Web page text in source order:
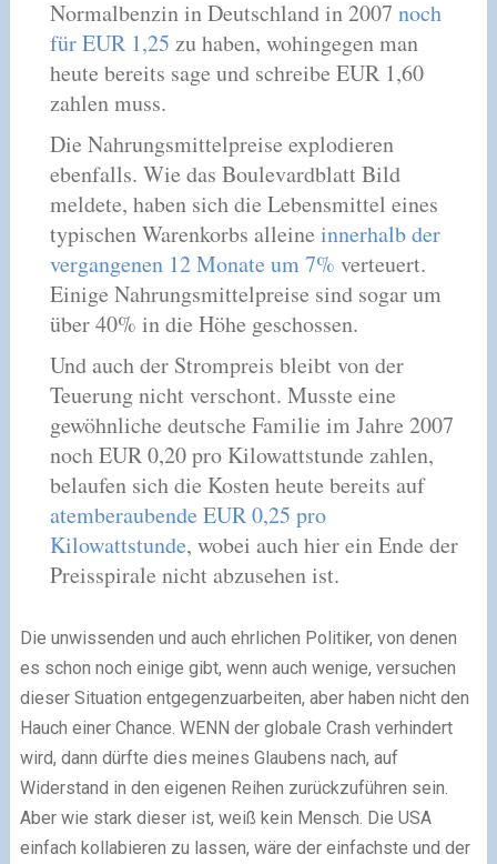
Normalbenzin in Deutschland in 2007 noch
für EUR 1,25 zu haben, wohingegen man
heute bereits sage und schreibe EUR 1,60
zahlen muss.
Die Nahrungsmittelpreise explodieren
ebenfalls. Wie das Boulevardblatt Bild
meldete, haben sich die Lebensmittel eines
typischen Warenkorbs alleine innerhalb der
vergangenen 12 Monate um 7% verteuert.
Einige Nahrungsmittelpreise sind sogar um
über 40% in die Höhe geschossen.
Und auch der Strompreis bleibt von der
Teuerung nicht verschont. Musste eine
gewöhnliche deutsche Familie im Jahre 2007
noch EUR 0,20 pro Kilowattstunde zahlen,
belaufen sich die Kosten heute bereits auf
atemberaubende EUR 0,25 pro
Kilowattstunde, wobei auch hier ein Ende der
Preisspirale nicht abzusehen ist.
Die unwissenden und auch ehrlichen Politiker, von denen
es schon noch einige gibt, wenn auch wenige, versuchen
dieser Situation entgegenzuarbeiten, aber haben nicht den
Hauch einer Chance. WENN der globale Crash verhindert
wird, dann dürfte dies meines Glaubens nach, auf
Widerstand in den eigenen Reihen zurückzuführen sein.
Aber wie stark dieser ist, weiß kein Mensch. Die USA
einfach kollabieren zu lassen, wäre der einfachste und der